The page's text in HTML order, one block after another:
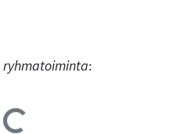
ryhmatoiminta: